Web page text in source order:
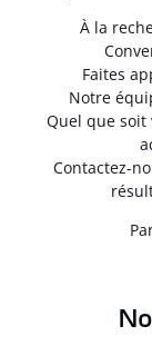
À la
Faites
Notre
Quel que soit
Contactez-